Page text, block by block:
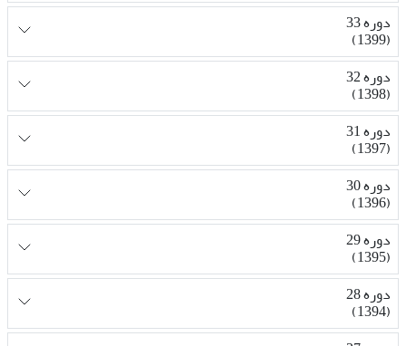
دوره 33
(1399)
دوره 32
(1398)
دوره 31
(1397)
دوره 30
(1396)
دوره 29
(1395)
دوره 28
(1394)